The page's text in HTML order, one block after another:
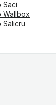
Saci
Wallbox
Salicru